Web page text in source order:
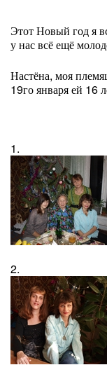
Этот Новый год я
у нас всё ещё
Настёна, моя
19го января ей 16
1.
2.